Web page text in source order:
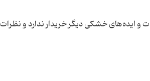
ایده‌های خشکی دیگر خریدار ندارد و نظرات